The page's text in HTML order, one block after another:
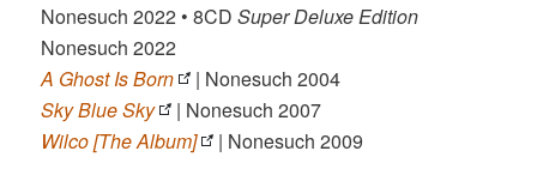
Nonesuch 2022 • 8CDSuper Deluxe Edition
Nonesuch 2022
A Ghost Is Born
| Nonesuch 2004
Sky Blue Sky
| Nonesuch 2007
Wilco [The Album]
| Nonesuch 2009